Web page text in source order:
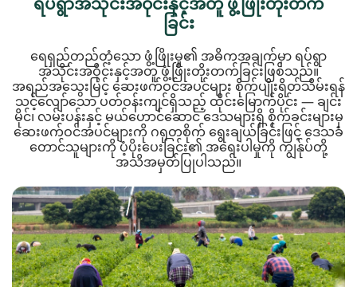
ခြင်း
ရေရှည်တည်တံ့သော ဖွံ့ဖြိုးမှု၏ အဓိကအချက်မှာ ရပ်ရွာ
အသိုင်းအဝိုင်းနှင့်အတူ ဖွံ့ဖြိုးတိုးတက်ခြင်းဖြစ်သည်။
အရည်အသွေးမြင့် ဆေးဖက်ဝင်အပင်များ စိုက်ပျိုးရိတ်သိမ်းရန်
သင့်လျော်သော ပတ်ဝန်းကျင်ရှိသည့် ထိုင်းမြောက်ပိုင်း — ချင်း
မိုင်၊ လမ်းပန်းနှင့် မယ်ဟောင်ဆောင် ဒေသများရှိ စိုက်ခင်းများမှ
ဆေးဖက်ဝင်အပင်များကို ဂရုတစိုက် ရွေးချယ်ခြင်းဖြင့် ဒေသခံ
တောင်သူများကို ပံ့ပိုးပေးခြင်း၏ အရေးပါမှုကို ကျွန်ုပ်တို့
အသိအမှတ်ပြုပါသည်။